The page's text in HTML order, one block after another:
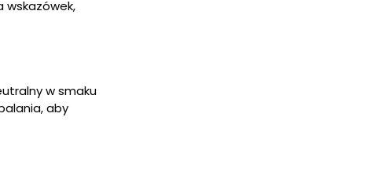
wskazówek,
w smaku
aby